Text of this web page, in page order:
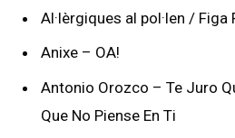
Al·lèrgiques al pol·len / Figa
Anixe – OA!
Antonio Orozco – Te Juro
Que No Piense En Ti